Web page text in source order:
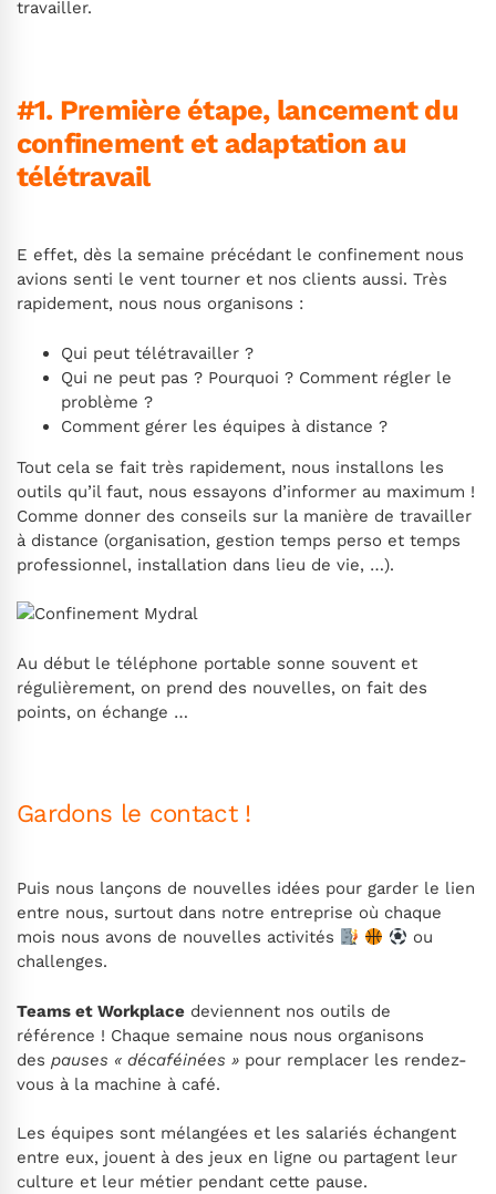
travailler.
#1. Première étape, lancement du
confinement et adaptation au
télétravail
E effet, dès la semaine précédant le confinement nous
avions senti le vent tourner et nos clients aussi. Très
rapidement, nous nous organisons :
Qui peut télétravailler ?
Qui ne peut pas ? Pourquoi ? Comment régler le
problème ?
Comment gérer les équipes à distance ?
Tout cela se fait très rapidement, nous installons les
outils qu’il faut, nous essayons d’informer au maximum !
Comme donner des conseils sur la manière de travailler
à distance (organisation, gestion temps perso et temps
professionnel, installation dans lieu de vie, …).
Au début le téléphone portable sonne souvent et
régulièrement, on prend des nouvelles, on fait des
points, on échange …
Gardons le contact !
Puis nous lançons de nouvelles idées pour garder le lien
entre nous, surtout dans notre entreprise où chaque
mois nous avons de nouvelles activités
ou
challenges.
Teams et Workplace deviennent nos outils de
référence ! Chaque semaine nous nous organisons
des pauses « décaféinées » pour remplacer les rendez-
vous à la machine à café.
Les équipes sont mélangées et les salariés échangent
entre eux, jouent à des jeux en ligne ou partagent leur
culture et leur métier pendant cette pause.